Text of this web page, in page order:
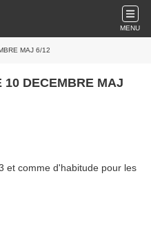
MENU
MAJ 6/12
10 DECEMBRE MAJ
et comme d'habitude pour les